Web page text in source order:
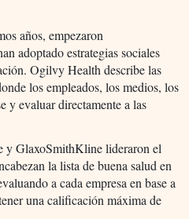
años, empezaron
adoptado estrategias sociales
Ogilvy Health describe las
los empleados, los medios, los
y evaluar directamente a las
y GlaxoSmithKline lideraron el
la lista de buena salud en
a cada empresa en base a
una calificación máxima de